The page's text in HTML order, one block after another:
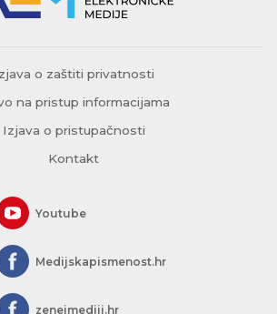
o zaštiti privatnosti
na pristup informacijama
Izjava o pristupačnosti
Kontakt
Youtube
Medijskapismenost.hr
zeneimediji.hr